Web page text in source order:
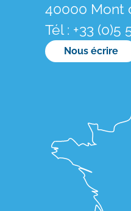
40000 Mont
Tél : +33 (0)5
Nous écrire